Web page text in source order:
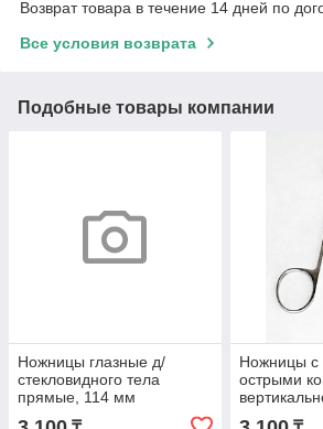
Возврат товара в течение 14 дней по
Все условия возврата
Подобные товары компании
Ножницы глазные д/
стекловидного тела
прямые, 114 мм
Ножницы с
острыми
113мм. *,